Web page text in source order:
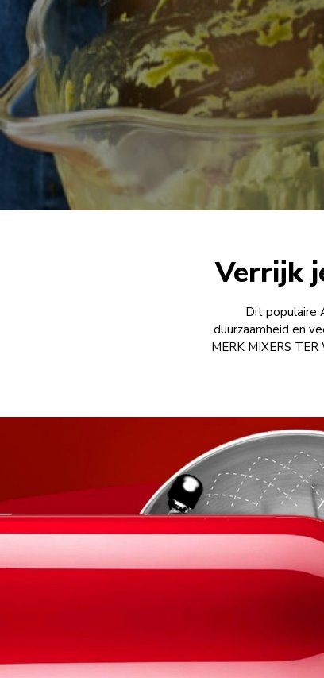
Verrijk
Dit populaire
duurzaamheid en
MERK MIXERS